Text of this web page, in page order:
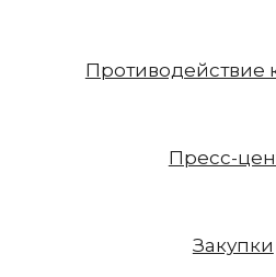
Противодействие
Пресс-
Закупки